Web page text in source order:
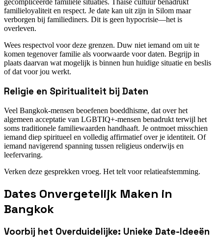
gecompliceerde familiële situaties. Thaise cultuur benadrukt
familieloyaliteit en respect. Je date kan uit zijn in Silom maar
verborgen bij familiediners. Dit is geen hypocrisie—het is
overleven.
Wees respectvol voor deze grenzen. Duw niet iemand om uit te
komen tegenover familie als voorwaarde voor daten. Begrijp in
plaats daarvan wat mogelijk is binnen hun huidige situatie en beslis
of dat voor jou werkt.
Religie en Spiritualiteit bij Daten
Veel Bangkok-mensen beoefenen boeddhisme, dat over het
algemeen acceptatie van LGBTIQ+-mensen benadrukt terwijl het
soms traditionele familiewaarden handhaaft. Je ontmoet misschien
iemand diep spiritueel en volledig affirmatief over je identiteit. Of
iemand navigerend spanning tussen religieus onderwijs en
leefervaring.
Verken deze gesprekken vroeg. Het telt voor relatieafstemming.
Dates Onvergetelijk Maken in
Bangkok
Voorbij het Overduidelijke: Unieke Date-Ideeën